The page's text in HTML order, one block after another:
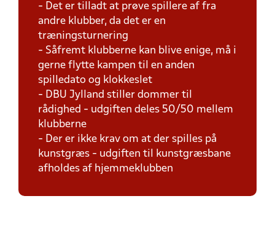
- Det er tilladt at prøve spillere af fra
andre klubber, da det er en
træningsturnering
- Såfremt klubberne kan blive enige, må i
gerne flytte kampen til en anden
spilledato og klokkeslet
- DBU Jylland stiller dommer til
rådighed - udgiften deles 50/50 mellem
klubberne
- Der er ikke krav om at der spilles på
kunstgræs - udgiften til kunstgræsbane
afholdes af hjemmeklubben